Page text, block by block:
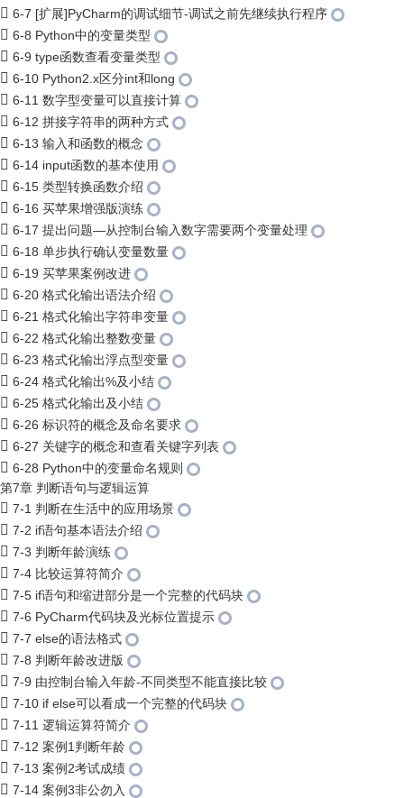
6-7 [扩展]PyCharm的调试细节-调试之前先继续执行程序
6-8 Python中的变量类型
6-9 type函数查看变量类型
6-10 Python2.x区分int和long
6-11 数字型变量可以直接计算
6-12 拼接字符串的两种方式
6-13 输入和函数的概念
6-14 input函数的基本使用
6-15 类型转换函数介绍
6-16 买苹果增强版演练
6-17 提出问题—从控制台输入数字需要两个变量处理
6-18 单步执行确认变量数量
6-19 买苹果案例改进
6-20 格式化输出语法介绍
6-21 格式化输出字符串变量
6-22 格式化输出整数变量
6-23 格式化输出浮点型变量
6-24 格式化输出%及小结
6-25 格式化输出及小结
6-26 标识符的概念及命名要求
6-27 关键字的概念和查看关键字列表
6-28 Python中的变量命名规则
第7章 判断语句与逻辑运算
7-1 判断在生活中的应用场景
7-2 if语句基本语法介绍
7-3 判断年龄演练
7-4 比较运算符简介
7-5 if语句和缩进部分是一个完整的代码块
7-6 PyCharm代码块及光标位置提示
7-7 else的语法格式
7-8 判断年龄改进版
7-9 由控制台输入年龄-不同类型不能直接比较
7-10 if else可以看成一个完整的代码块
7-11 逻辑运算符简介
7-12 案例1判断年龄
7-13 案例2考试成绩
7-14 案例3非公勿入